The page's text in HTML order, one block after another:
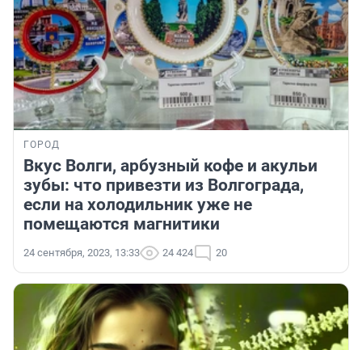
ГОРОД
Вкус Волги, арбузный кофе и акульи
зубы: что привезти из Волгограда,
если на холодильник уже не
помещаются магнитики
24 сентября, 2023, 13:33 24 424 20